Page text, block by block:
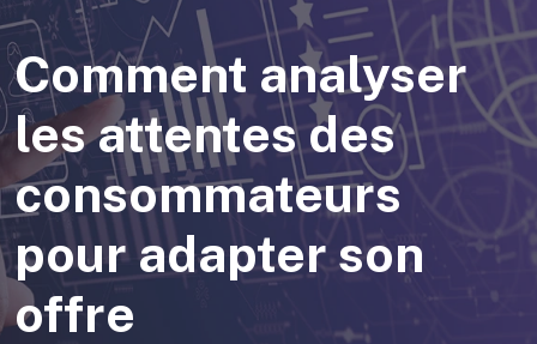
Comment analyser
les attentes des
consommateurs
pour adapter son
offre